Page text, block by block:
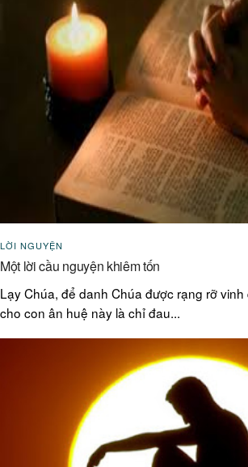
LỜI NGUYỆN
Một lời cầu nguyện khiêm tốn
Lạy Chúa, để danh Chúa được rạng rỡ
cho con ân huệ này là chỉ đau...